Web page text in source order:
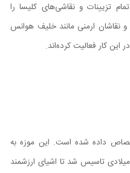
تزیینات و نقاشی‌های کلیسا را
نقاشان ارمنی مانند خلیف هوانس
کار فعالیت کرده‌اند.
داده شده است. این موزه به
طادئوس هونانیان در سال ۱۹۰۵ میلادی تاسیس شد تا اشیای ارزشمند